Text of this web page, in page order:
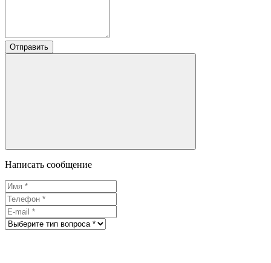
Отправить
Написать сообщение